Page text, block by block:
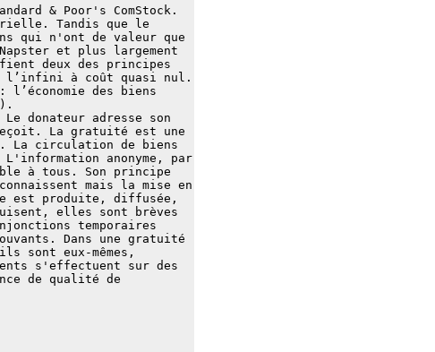
& Poor's ComStock.
Tandis que le
qui n'ont de valeur que
et plus largement
deux des principes
à l’infini à coût quasi nul.
des biens
donateur adresse son
La gratuité est une
La circulation de biens
anonyme, par
à tous. Son principe
mais la mise en
est produite, diffusée,
elles sont brèves
temporaires
Dans une gratuité
sont eux-mêmes,
s'effectuent sur des
de qualité de